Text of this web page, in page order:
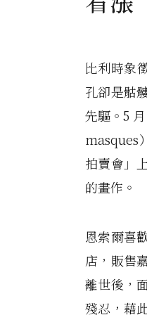
比利時象
孔卻是骷
先驅。5
masques
拍賣會」
的畫作。
恩索爾喜
店，販售
離世後，
殘忍，藉